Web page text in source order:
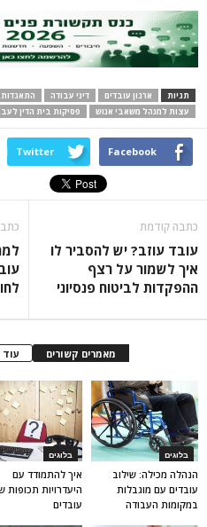
תגיות ארגון עובדים דיני עבודה
התאגדות
עצות למנהל משאבי אנוש
פסיקות בית הדין
Facebook
Twitter
כתבה קודמת
עובד עוזב? יש להסביר לו
איך לשמור על רצף
ההפקדות לביטוח פנסיוני
מאמרים קשורים
בלוגים
איך להתמודד עם
היעדרויות תכופות
עובדים
בלוגים
הנהלה מכילה: שילוב
עובדים עם מוגבלות
במקומות העבודה